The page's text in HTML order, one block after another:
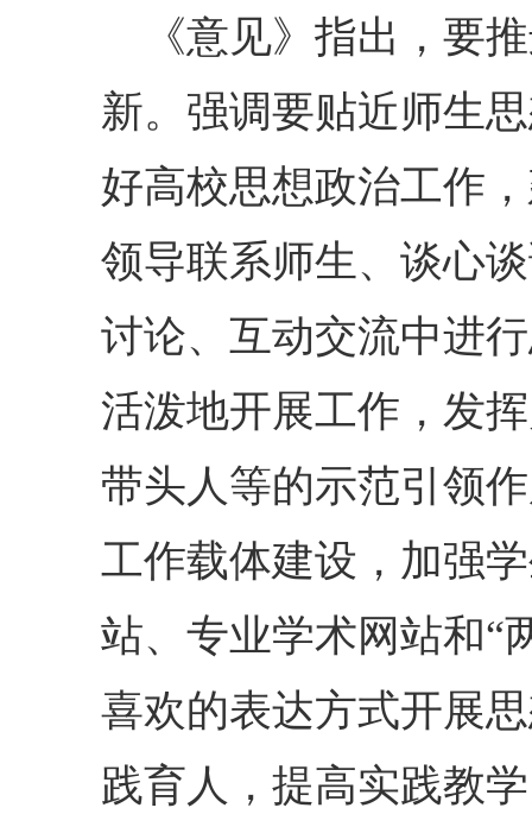
《意见》指出，要
新。强调要贴近师生
好高校思想政治工作
领导联系师生、谈心
讨论、互动交流中进
活泼地开展工作，发
带头人等的示范引领
工作载体建设，加强
站、专业学术网站和“
喜欢的表达方式开展
践育人，提高实践教